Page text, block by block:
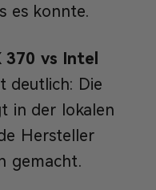
es konnte.
370 vs Intel
deutlich: Die
in der lokalen
Hersteller
gemacht.